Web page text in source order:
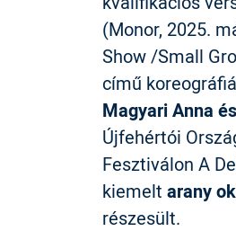
(Monor, 2025.
Show /Small
című
Magyari Anna
Újfehértói
Fesztiválon A
kiemelt arany
részesült.